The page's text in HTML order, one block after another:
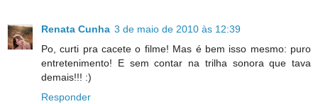
Renata Cunha 3 de maio de 2010 às 12:39
Po, curti pra cacete o filme! Mas é bem isso mesmo: puro
entretenimento! E sem contar na trilha sonora que tava
demais!!! :)
Responder